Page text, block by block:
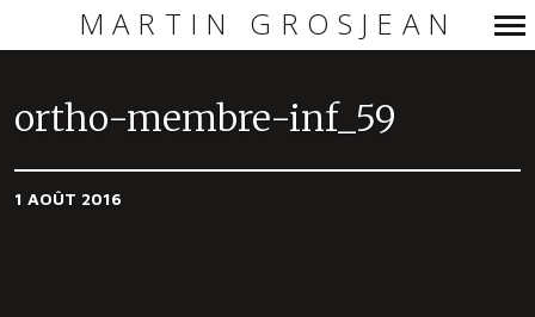
principale
MARTIN GROSJEAN
ortho-membre-inf_59
1 AOÛT 2016